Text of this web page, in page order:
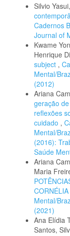
Silvio Yasui,
Cadernos
Journal of
Kwame
Henrique
subject ,
Mental/
(2012)
Ariana
geração
reflexões
cuidado ,
Mental/
(2016):
Saúde
Ariana
Maria
Mental/
(2021)
Ana Elídia
Santos,